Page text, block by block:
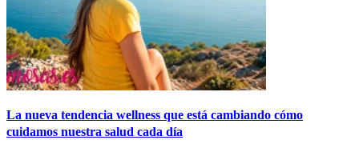
La nueva tendencia wellness que está cambiando cómo
cuidamos nuestra salud cada día